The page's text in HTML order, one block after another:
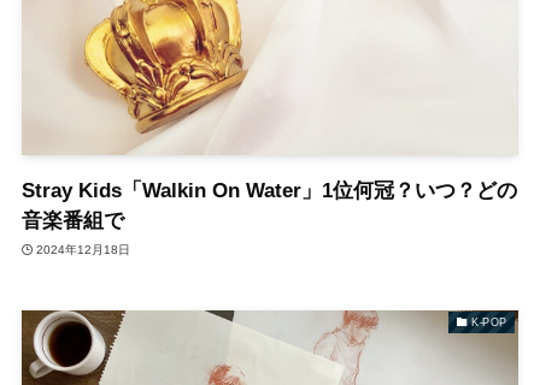
Stray Kids「Walkin On Water」1位何冠？いつ？どの
音楽番組で
2024年12月18日
K-POP